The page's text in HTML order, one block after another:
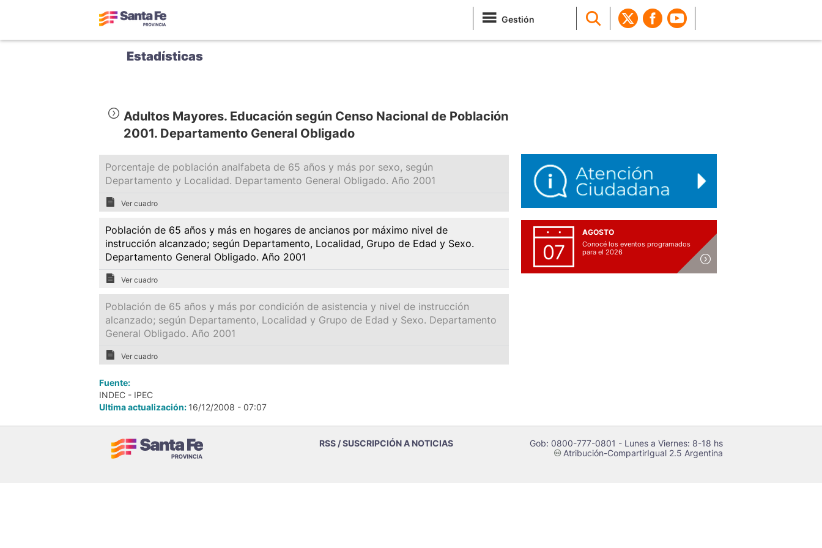
Gestión
Estadísticas
Adultos Mayores. Educación según Censo Nacional de Población
2001. Departamento General Obligado
Porcentaje de población analfabeta de 65 años y más por sexo, según
Departamento y Localidad. Departamento General Obligado. Año 2001
Ver cuadro
Población de 65 años y más en hogares de ancianos por máximo nivel de
instrucción alcanzado; según Departamento, Localidad, Grupo de Edad y Sexo.
Departamento General Obligado. Año 2001
Ver cuadro
Población de 65 años y más por condición de asistencia y nivel de instrucción
alcanzado; según Departamento, Localidad y Grupo de Edad y Sexo. Departamento
General Obligado. Año 2001
Ver cuadro
Fuente:
INDEC - IPEC
Ultima actualización: 16/12/2008 - 07:07
07
AGOSTO
Conocé los eventos programados
para el 2026
RSS / SUSCRIPCIÓN A NOTICIAS Gob: 0800-777-0801 - Lunes a Viernes: 8-18 hs
cAtribución-CompartirIgual 2.5 Argentina